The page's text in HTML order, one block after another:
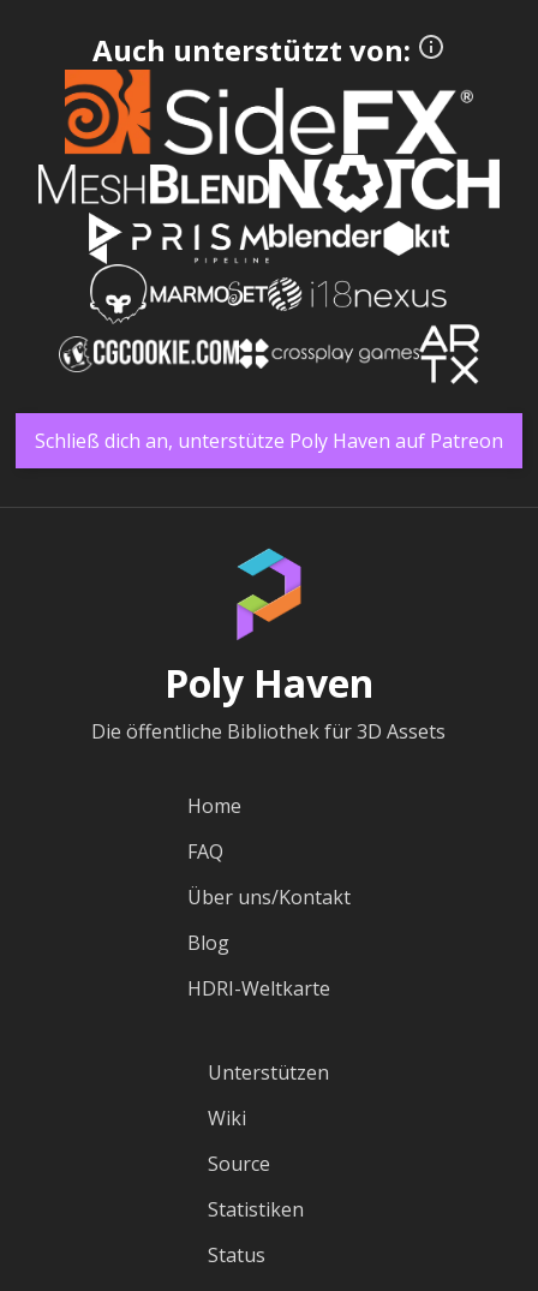
Auch unterstützt von:
Schließ dich an, unterstütze Poly Haven auf Patreon
Poly Haven
Die öffentliche Bibliothek für 3D Assets
Home
FAQ
Über uns/Kontakt
Blog
HDRI-Weltkarte
Unterstützen
Wiki
Source
Statistiken
Status